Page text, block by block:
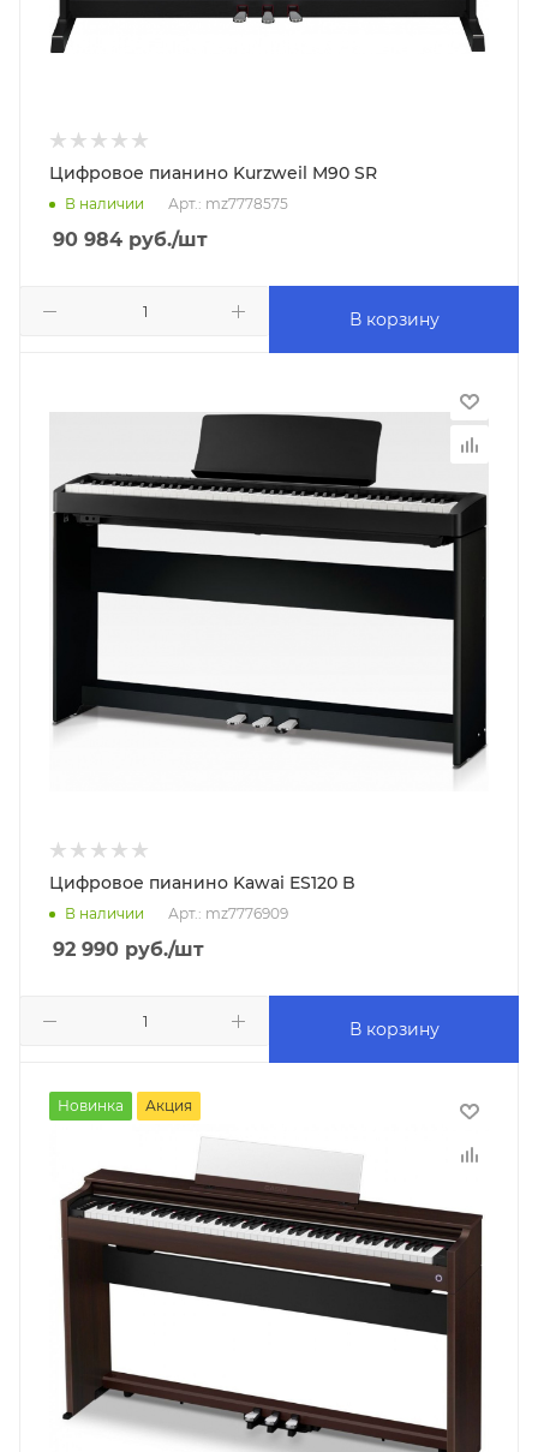
Цифровое пианино Kurzweil M90 SR
В наличии Арт.: mz7778575
90 984 руб./шт
В корзину
Цифровое пианино Kawai ES120 B
В наличии Арт.: mz7776909
92 990 руб./шт
В корзину
Новинка Акция